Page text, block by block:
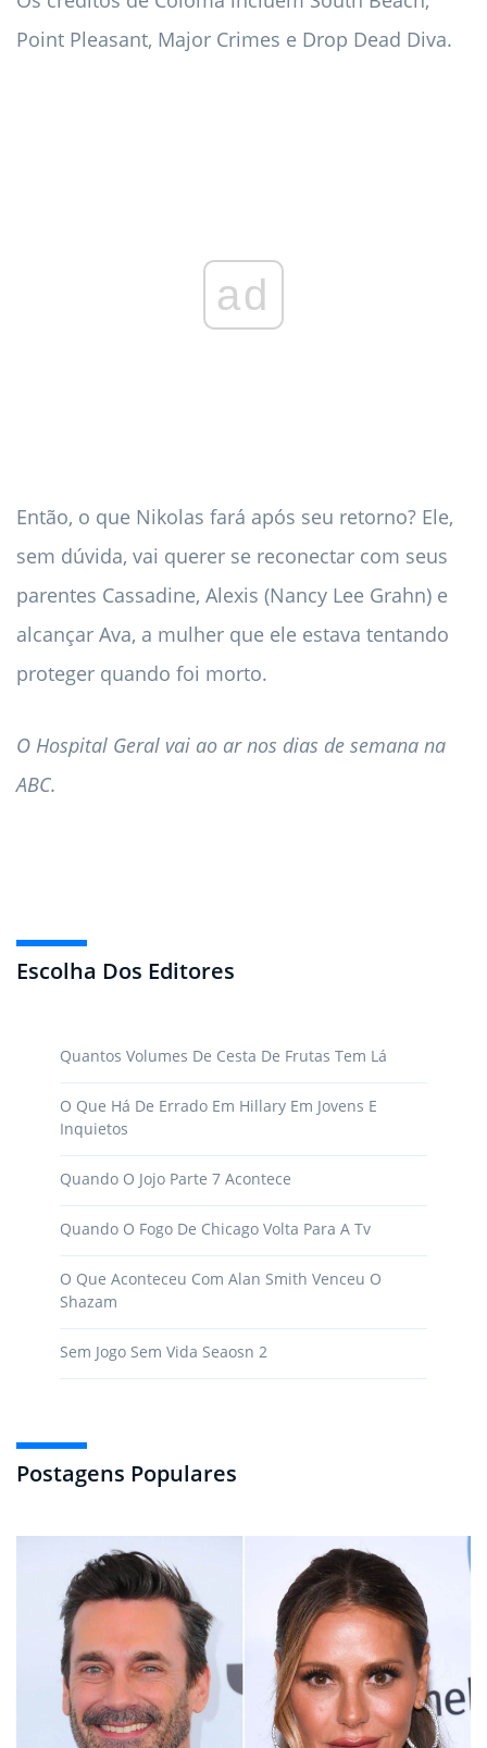
Escolha Dos Editores
Quantos Volumes De Cesta De Frutas Tem Lá
O Que Há De Errado Em Hillary Em Jovens E
Inquietos
Quando O Jojo Parte 7 Acontece
Quando O Fogo De Chicago Volta Para A Tv
O Que Aconteceu Com Alan Smith Venceu O
Shazam
Sem Jogo Sem Vida Seaosn 2
Postagens Populares
Point Pleasant, Major Crimes e Drop Dead Diva.
ad
Então, o que Nikolas fará após seu retorno? Ele,
sem dúvida, vai querer se reconectar com seus
parentes Cassadine, Alexis (Nancy Lee Grahn) e
alcançar Ava, a mulher que ele estava tentando
proteger quando foi morto.
O Hospital Geral vai ao ar nos dias de semana na
ABC.